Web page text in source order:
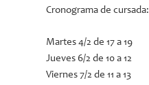
Cronograma de cursada:
Martes 4/2 de 17 a 19
Jueves 6/2 de 10 a 12
Viernes 7/2 de 11 a 13